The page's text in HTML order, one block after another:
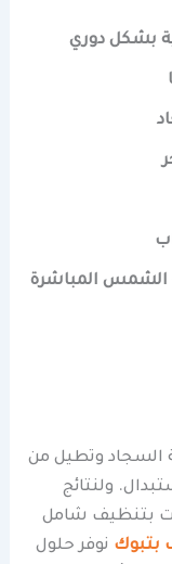
بشكل دوري
المباشرة
السجاد وتطيل من
ولنتائج
بتنظيف شامل
بتبوك نوفر حلول